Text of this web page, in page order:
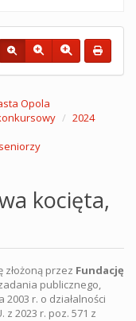
Opola
2024
kocięta,
przez Fundację
publicznego,
r. o działalności
2023 r. poz. 571 z